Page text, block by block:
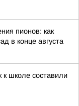
пионов: как
в конце августа
к школе составили